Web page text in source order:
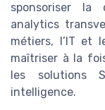
sponsoriser
analytics
métiers, l’IT et
maîtriser à la
les solutions
intelligence.